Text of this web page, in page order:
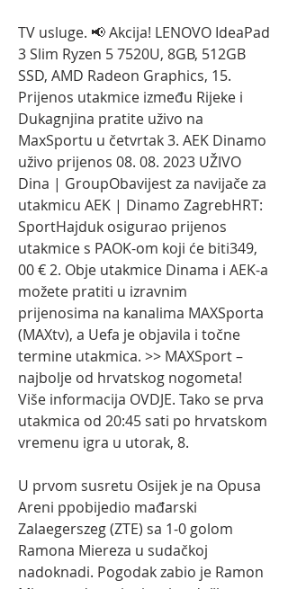
TV usluge. 📢 Akcija! LENOVO IdeaPad
3 Slim Ryzen 5 7520U, 8GB, 512GB
SSD, AMD Radeon Graphics, 15.
Prijenos utakmice između Rijeke i
Dukagnjina pratite uživo na
MaxSportu u četvrtak 3. AEK Dinamo
uživo prijenos 08. 08. 2023 UŽIVO
Dina | GroupObavijest za navijače za
utakmicu AEK | Dinamo ZagrebHRT:
SportHajduk osigurao prijenos
utakmice s PAOK-om koji će biti349,
00 € 2. Obje utakmice Dinama i AEK-a
možete pratiti u izravnim
prijenosima na kanalima MAXSporta
(MAXtv), a Uefa je objavila i točne
termine utakmica. >> MAXSport –
najbolje od hrvatskog nogometa!
Više informacija OVDJE. Tako se prva
utakmica od 20:45 sati po hrvatskom
vremenu igra u utorak, 8.
U prvom susretu Osijek je na Opusa
Areni ppobijedio mađarski
Zalaegerszeg (ZTE) sa 1-0 golom
Ramona Miereza u sudačkoj
nadoknadi. Pogodak zabio je Ramon